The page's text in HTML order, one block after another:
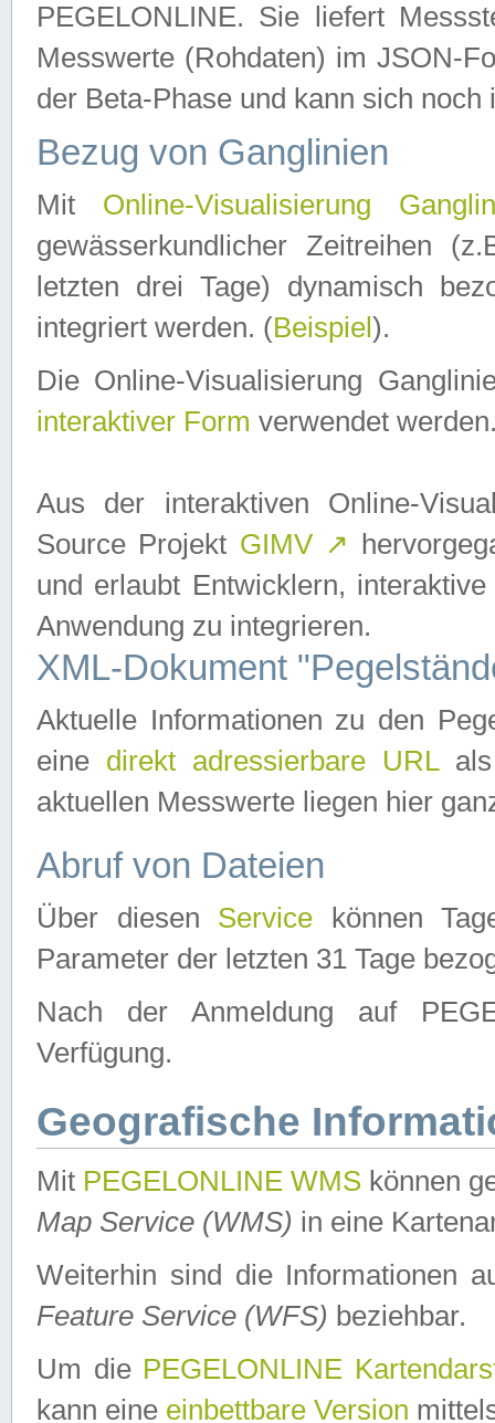
PEGELONLINE. Sie liefert
Messwerte (Rohdaten) im JSON-
der Beta-Phase und kann sich noch
Bezug von Ganglinien
Mit Online-Visualisierung
gewässerkundlicher Zeitreihen
letzten drei Tage) dynamisch
integriert werden. (Beispiel ).
Die Online-Visualisierung
interaktiver Form verwendet
Aus der interaktiven Online-
Source Projekt GIMV ↗
und erlaubt Entwicklern,
Anwendung zu integrieren.
XML-Dokument
Aktuelle Informationen zu den
eine direkt adressierbare URLals
aktuellen Messwerte liegen hier
Abruf von Dateien
Über diesen Service können
Parameter der letzten 31 Tage
Nach der Anmeldung auf
Verfügung.
Geografische
Mit PEGELONLINE WMS können
Map Service (WMS) in eine
Weiterhin sind die Informationen
Feature Service (WFS) beziehbar.
Um die PEGELONLINE
kann eine einbettbare Version